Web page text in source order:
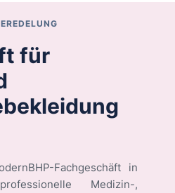
für
Fachgeschäft in
Medizin-,